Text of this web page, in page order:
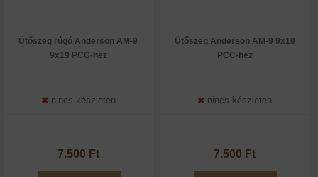
Ütőszeg rúgó Anderson AM-9
9x19 PCC-hez
nincs készleten
7.500 Ft
Ütőszeg Anderson AM-9 9x19
PCC-hez
nincs készleten
7.500 Ft